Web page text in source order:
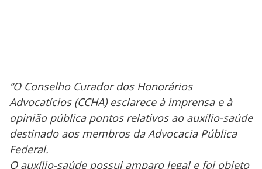
“O Conselho Curador dos Honorários
Advocatícios (CCHA) esclarece à imprensa e à
opinião pública pontos relativos ao auxílio-saúde
destinado aos membros da Advocacia Pública
Federal.
O auxílio-saúde possui amparo legal e foi objeto